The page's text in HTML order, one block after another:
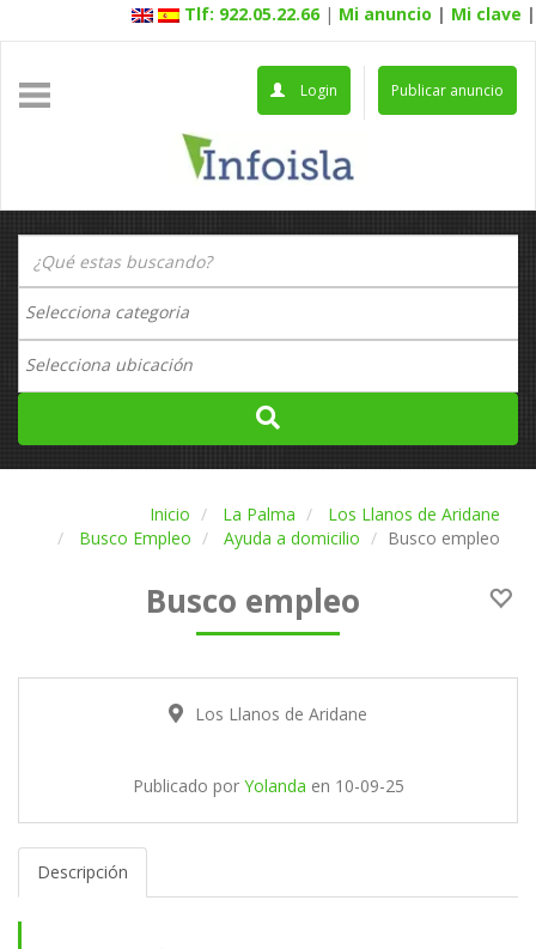
Tlf: 922.05.22.66 | Mi anuncio | Mi clave |
Publicar anuncio
Login
Inicio La Palma
Los Llanos de Aridane
Busco Empleo
Ayuda a domicilio Busco empleo
Busco empleo
Los Llanos de Aridane
Publicado por Yolanda en 10-09-25
Descripción